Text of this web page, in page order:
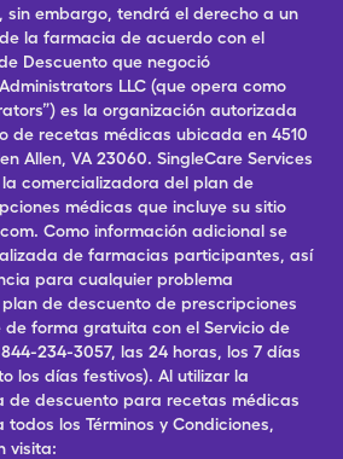
sin embargo, tendrá el derecho a un
la farmacia de acuerdo con el
Descuento que negoció
LLC (que opera como
es la organización autorizada
de recetas médicas ubicada en 4510
Allen, VA 23060. SingleCare Services
la comercializadora del plan de
médicas que incluye su sitio
Como información adicional se
de farmacias participantes, así
para cualquier problema
de descuento de prescripciones
forma gratuita con el Servicio de
234-3057, las 24 horas, los 7 días
los días festivos). Al utilizar la
de descuento para recetas médicas
los Términos y Condiciones,
visita: